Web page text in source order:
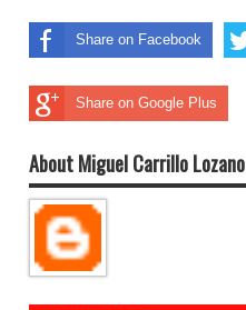
Share on Facebook
Share on Google Plus
About Miguel Carrillo Lozano